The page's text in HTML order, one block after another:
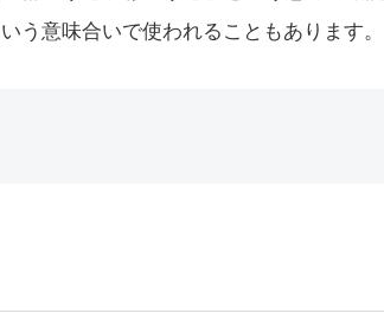
う意味合いで使われることもあります。